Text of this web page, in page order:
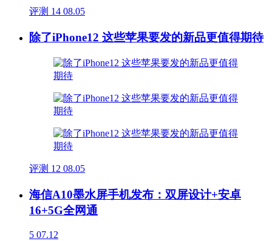
评测 14 08.05
除了iPhone12 这些苹果要发的新品更值得期待
评测 12 08.05
海信A10墨水屏手机发布：双屏设计+安卓
16+5G全网通
5 07.12